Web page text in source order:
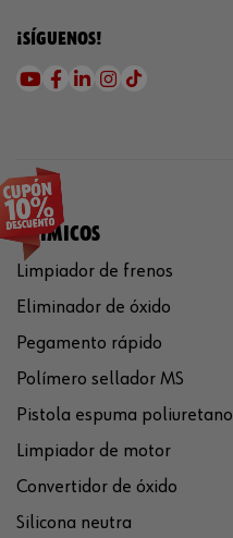
¡SÍGUENOS!
QUÍMICOS
Limpiador de frenos
Eliminador de óxido
Pegamento rápido
Polímero sellador MS
Pistola espuma poliuretano
Limpiador de motor
Convertidor de óxido
Silicona neutra